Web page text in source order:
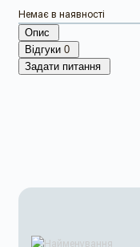
Немає в наявності
Опис
Відгуки 0
Задати питання